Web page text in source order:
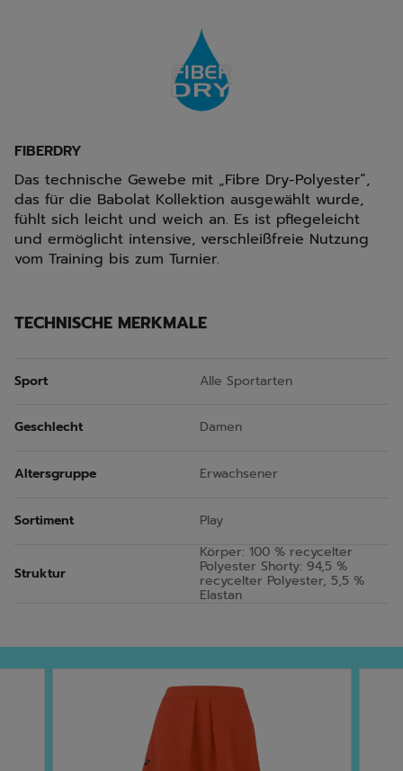
FIBERDRY
Das technische Gewebe mit „Fibre Dry-Polyester“,
das für die Babolat Kollektion ausgewählt wurde,
fühlt sich leicht und weich an. Es ist pflegeleicht
und ermöglicht intensive, verschleißfreie Nutzung
vom Training bis zum Turnier.
TECHNISCHE MERKMALE
Sport Alle Sportarten
Geschlecht Damen
Altersgruppe Erwachsener
Sortiment Play
Struktur
Körper: 100 % recycelter
Polyester Shorty: 94,5 %
recycelter Polyester, 5,5 %
Elastan